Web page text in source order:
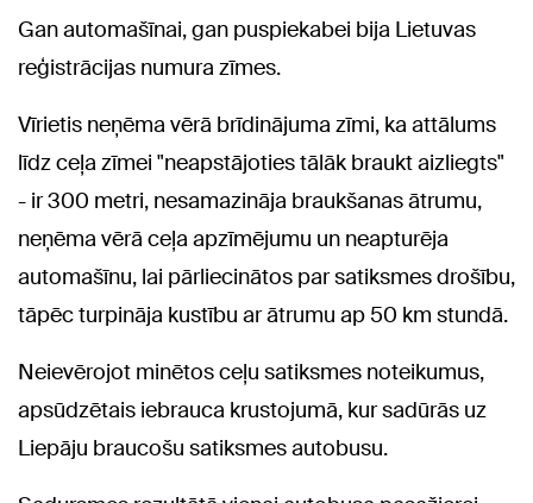
Gan automašīnai, gan puspiekabei bija Lietuvas
reģistrācijas numura zīmes.
Vīrietis neņēma vērā brīdinājuma zīmi, ka attālums
līdz ceļa zīmei "neapstājoties tālāk braukt aizliegts"
- ir 300 metri, nesamazināja braukšanas ātrumu,
neņēma vērā ceļa apzīmējumu un neapturēja
automašīnu, lai pārliecinātos par satiksmes drošību,
tāpēc turpināja kustību ar ātrumu ap 50 km stundā.
Neievērojot minētos ceļu satiksmes noteikumus,
apsūdzētais iebrauca krustojumā, kur sadūrās uz
Liepāju braucošu satiksmes autobusu.